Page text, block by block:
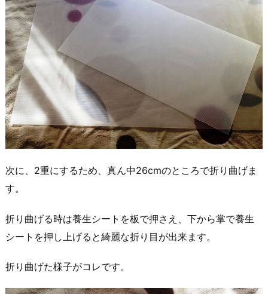
次に、2重にするため、真ん中26cmのところで折り曲げま
す。
折り曲げる時は養生シートを板で押さえ、下から掌で養生
シートを押し上げると綺麗な折り目が出来ます。
折り曲げた様子がコレです。